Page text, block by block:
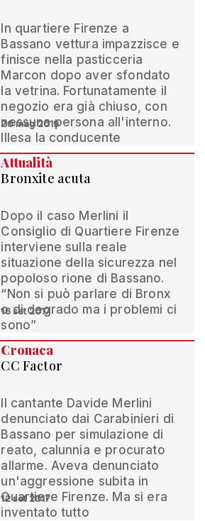
In quartiere Firenze a
Bassano vettura impazzisce e
finisce nella pasticceria
Marcon dopo aver sfondato
la vetrina. Fortunatamente il
negozio era già chiuso, con
nessuna persona all'interno.
Illesa la conducente
20 mag 2019
Attualità
Bronxite acuta
Dopo il caso Merlini il
Consiglio di Quartiere Firenze
interviene sulla reale
situazione della sicurezza nel
popoloso rione di Bassano.
“Non si può parlare di Bronx
o di degrado ma i problemi ci
sono”
16 set 2017
Cronaca
CC Factor
Il cantante Davide Merlini
denunciato dai Carabinieri di
Bassano per simulazione di
reato, calunnia e procurato
allarme. Aveva denunciato
un'aggressione subita in
Quartiere Firenze. Ma si era
inventato tutto
12 set 2017